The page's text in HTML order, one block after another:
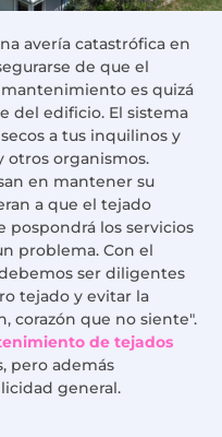
avería catastrófica en
de que el
es quizá
del edificio. El sistema
a tus inquilinos y
otros organismos.
en mantener su
a que el tejado
pospondrá los servicios
problema. Con el
ser diligentes
tejado y evitar la
corazón que no siente".
de tejados
pero además
general.